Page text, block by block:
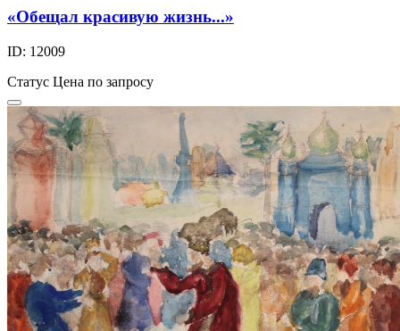
«Обещал красивую жизнь...»
ID: 12009
Статус Цена по запросу